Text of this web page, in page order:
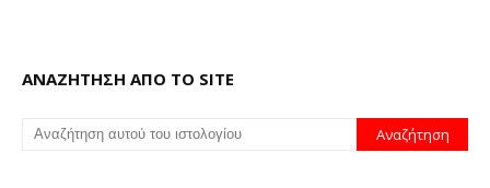
ΑΝΑΖΗΤΗΣΗ ΑΠΟ ΤΟ SITE